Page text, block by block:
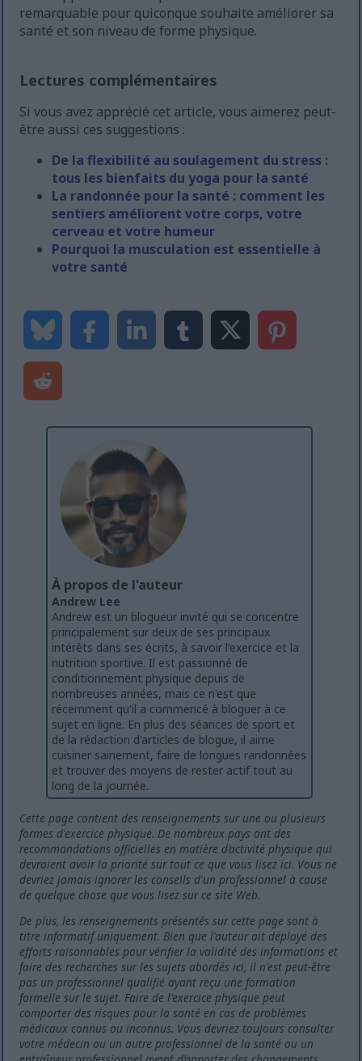
remarquable pour quiconque souhaite améliorer sa
santé et son niveau de forme physique.
Lectures complémentaires
Si vous avez apprécié cet article, vous aimerez peut-
être aussi ces suggestions :
De la flexibilité au soulagement du stress :
tous les bienfaits du yoga pour la santé
La randonnée pour la santé : comment les
sentiers améliorent votre corps, votre
cerveau et votre humeur
Pourquoi la musculation est essentielle à
votre santé
À propos de l'auteur
Andrew Lee
Andrew est un blogueur invité qui se concentre
principalement sur deux de ses principaux
intérêts dans ses écrits, à savoir l'exercice et la
nutrition sportive. Il est passionné de
conditionnement physique depuis de
nombreuses années, mais ce n'est que
récemment qu'il a commencé à bloguer à ce
sujet en ligne. En plus des séances de sport et
de la rédaction d'articles de blogue, il aime
cuisiner sainement, faire de longues randonnées
et trouver des moyens de rester actif tout au
long de la journée.
Cette page contient des renseignements sur une ou plusieurs
formes d'exercice physique. De nombreux pays ont des
recommandations officielles en matière d’activité physique qui
devraient avoir la priorité sur tout ce que vous lisez ici. Vous ne
devriez jamais ignorer les conseils d'un professionnel à cause
de quelque chose que vous lisez sur ce site Web.
De plus, les renseignements présentés sur cette page sont à
titre informatif uniquement. Bien que l'auteur ait déployé des
efforts raisonnables pour vérifier la validité des informations et
faire des recherches sur les sujets abordés ici, il n'est peut-être
pas un professionnel qualifié ayant reçu une formation
formelle sur le sujet. Faire de l'exercice physique peut
comporter des risques pour la santé en cas de problèmes
médicaux connus ou inconnus. Vous devriez toujours consulter
votre médecin ou un autre professionnel de la santé ou un